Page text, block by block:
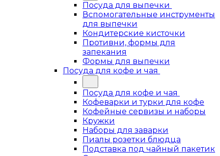
Посуда для выпечки
Вспомогательные инструменты
для выпечки
Кондитерские кисточки
Противни, формы для
запекания
Формы для выпечки
Посуда для кофе и чая
Посуда для кофе и чая
Кофеварки и турки для кофе
Кофейные сервизы и наборы
Кружки
Наборы для заварки
Пиалы розетки блюдца
Подставка под чайный пакетик